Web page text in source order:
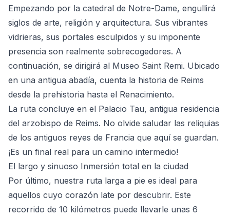
Empezando por la catedral de Notre-Dame, engullirá
siglos de arte, religión y arquitectura. Sus vibrantes
vidrieras, sus portales esculpidos y su imponente
presencia son realmente sobrecogedores. A
continuación, se dirigirá al Museo Saint Remi. Ubicado
en una antigua abadía, cuenta la historia de Reims
desde la prehistoria hasta el Renacimiento.
La ruta concluye en el Palacio Tau, antigua residencia
del arzobispo de Reims. No olvide saludar las reliquias
de los antiguos reyes de Francia que aquí se guardan.
¡Es un final real para un camino intermedio!
El largo y sinuoso Inmersión total en la ciudad
Por último, nuestra ruta larga a pie es ideal para
aquellos cuyo corazón late por descubrir. Este
recorrido de 10 kilómetros puede llevarle unas 6